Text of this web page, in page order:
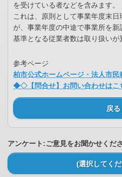
を受けている者などを含みます。
これは、原則として事業年度末
が、事業年度の中途で事業所を
基準となる従業者数は取り扱いが
参考ページ
柏市公式ホームページ・法人市民
◆◇【問合せ】お問い合わせは
戻る
アンケート:ご意見をお聞かせくだ
(選択してく